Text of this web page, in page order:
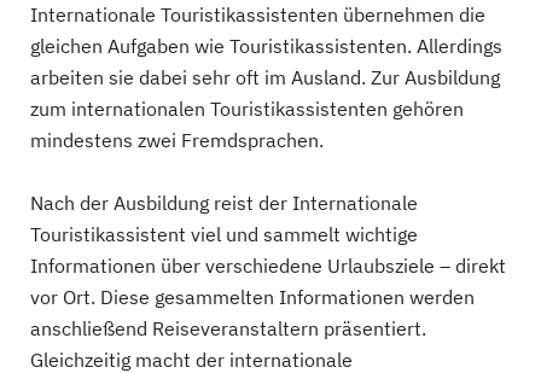
Internationale Touristikassistenten übernehmen die
gleichen Aufgaben wie Touristikassistenten. Allerdings
arbeiten sie dabei sehr oft im Ausland. Zur Ausbildung
zum internationalen Touristikassistenten gehören
mindestens zwei Fremdsprachen.
Nach der Ausbildung reist der Internationale
Touristikassistent viel und sammelt wichtige
Informationen über verschiedene Urlaubsziele – direkt
vor Ort. Diese gesammelten Informationen werden
anschließend Reiseveranstaltern präsentiert.
Gleichzeitig macht der internationale